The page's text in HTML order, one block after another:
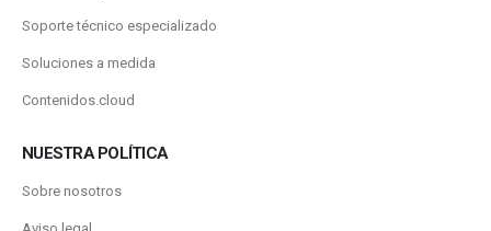
Soporte técnico especializado
Soluciones a medida
Contenidos.cloud
NUESTRA POLÍTICA
Sobre nosotros